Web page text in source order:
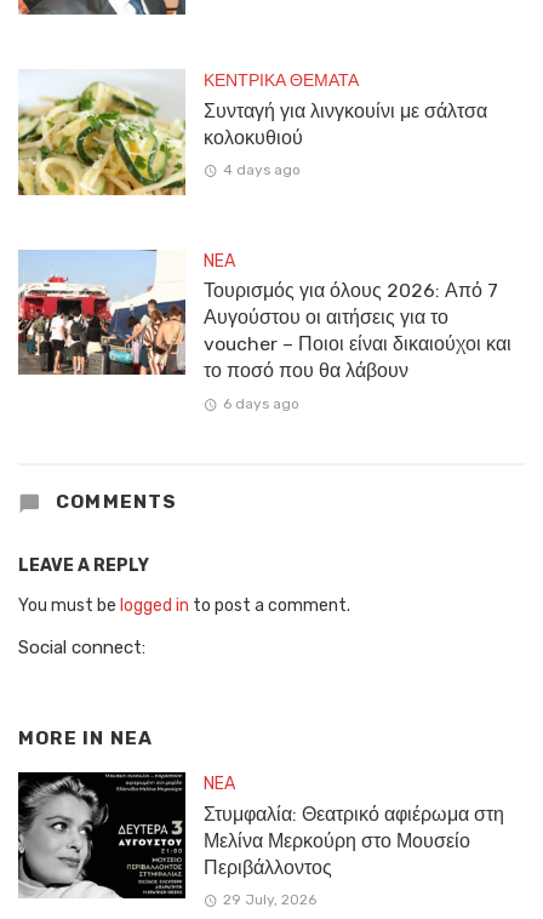
ΚΕΝΤΡΙΚΑ ΘΕΜΑΤΑ
Συνταγή για λινγκουίνι με σάλτσα
κολοκυθιού
4 days ago
NEA
Τουρισμός για όλους 2026: Από 7
Αυγούστου οι αιτήσεις για το
voucher – Ποιοι είναι δικαιούχοι και
το ποσό που θα λάβουν
6 days ago
COMMENTS
LEAVE A REPLY
You must be logged in to post a comment.
Social connect:
MORE IN NEA
NEA
Στυμφαλία: Θεατρικό αφιέρωμα στη
Μελίνα Μερκούρη στο Μουσείο
Περιβάλλοντος
29 July, 2026